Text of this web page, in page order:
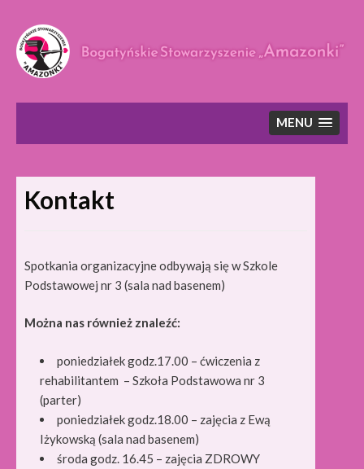
content
MENU
Kontakt
Spotkania organizacyjne odbywają się w Szkole
Podstawowej nr 3 (sala nad basenem)
Można nas również znaleźć:
poniedziałek godz.17.00 – ćwiczenia z
rehabilitantem – Szkoła Podstawowa nr 3
(parter)
poniedziałek godz.18.00 – zajęcia z Ewą
Iżykowską (sala nad basenem)
środa godz. 16.45 – zajęcia ZDROWY